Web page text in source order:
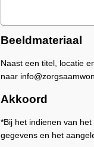
Beeldmateriaal
Naast een titel, locatie
naar
Akkoord
*Bij het indienen van
gegevens en het